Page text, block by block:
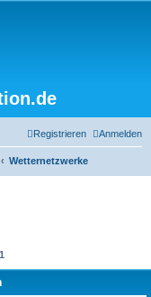
Anmelden
Registrieren
Wetternetzwerke
1